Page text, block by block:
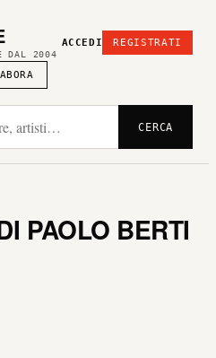
DAL 2004
ACCEDI REGISTRATI
CERCA
PAOLO BERTI